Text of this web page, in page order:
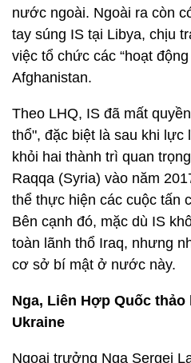
nước ngoài. Ngoài ra còn
tay súng IS tại Libya, chịu
việc tổ chức các “hoạt
Afghanistan.
Theo LHQ, IS đã mất
thổ", đặc biệt là sau khi lực
khỏi hai thành trì quan
Raqqa (Syria) vào năm
thể thực hiện các cuộc tấn
Bên cạnh đó, mặc dù IS
toàn lãnh thổ Iraq, nhưng
cơ sở bí mật ở nước này.
Nga, Liên Hợp Quốc thảo
Ukraine
Ngoại trưởng Nga Sergei